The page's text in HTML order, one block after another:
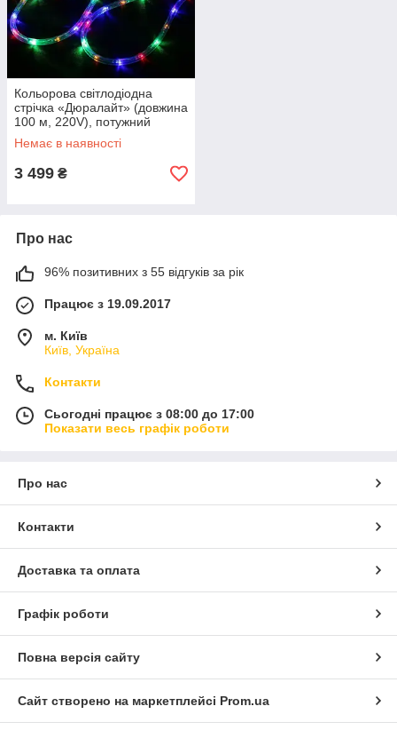
Кольорова світлодіодна
стрічка «Дюралайт» (довжина
100 м, 220V), потужний
вуличний світлодіодний шнур
для підсвічування
Немає в наявності
3 499 ₴
Про нас
96% позитивних з 55 відгуків за рік
Працює з 19.09.2017
м. Київ
Київ, Україна
Контакти
Сьогодні працює з 08:00 до 17:00
Показати весь графік роботи
Про нас
Контакти
Доставка та оплата
Графік роботи
Повна версія сайту
Сайт створено на маркетплейсі Prom.ua